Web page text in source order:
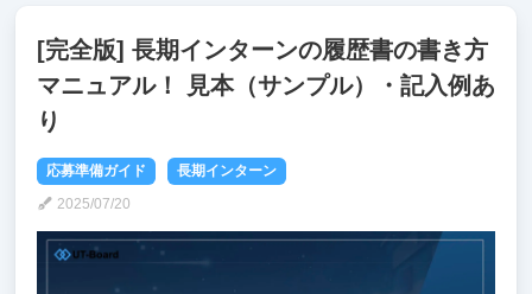
[完全版] 長期インターンの履歴書の書き方
マニュアル！ 見本（サンプル）・記入例あ
り
応募準備ガイド 長期インターン
2025/07/20